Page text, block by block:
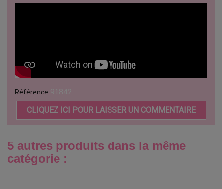
Référence
CLIQUEZ ICI POUR LAISSER UN COMMENTAIRE
5 autres produits dans la même
catégorie :